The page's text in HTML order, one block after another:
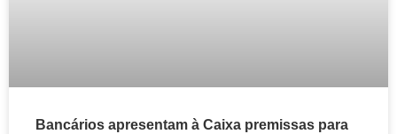
Bancários apresentam à Caixa premissas para